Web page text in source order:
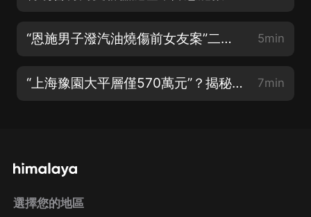
“恩施男子潑汽油燒傷前女友案”二審，受害女子至今無法自理 5min
“上海豫園大平層僅570萬元”？揭秘網絡“低價好房”灰產 7min
選擇您的地區